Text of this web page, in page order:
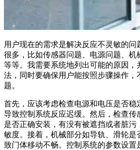
用户现在的需求是解决反应不灵敏的
很多，比如传感器问题、电源问题、机
等等。我需要系统地列出可能的原因，
法，同时要确保用户能按照步骤操作，
题。
首先，应该考虑检查电源和电压是否稳
导致控制系统反应迟缓。然后，检查传
是否正确安装，有没有被遮挡或者脏污
敏度。接着，机械部分如导轨、滑轮是
致门体移动不畅。控制系统的参数设置